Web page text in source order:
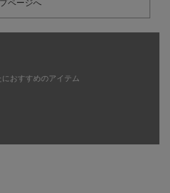
プページへ
におすすめのアイテム